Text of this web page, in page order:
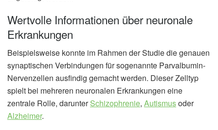
Wertvolle Informationen über neuronale
Erkrankungen
Beispielsweise konnte im Rahmen der Studie die genauen
synaptischen Verbindungen für sogenannte Parvalbumin-
Nervenzellen ausfindig gemacht werden. Dieser Zelltyp
spielt bei mehreren neuronalen Erkrankungen eine
zentrale Rolle, darunterSchizophrenie, Autismusoder
Alzheimer.